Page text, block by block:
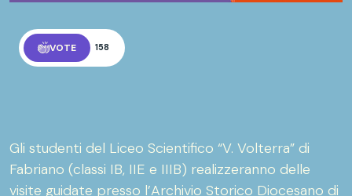
VOTE 158
Gli studenti del Liceo Scientifico “V. Volterra” di
Fabriano (classi IB, IIE e IIIB) realizzeranno delle
visite guidate presso l’Archivio Storico Diocesano di